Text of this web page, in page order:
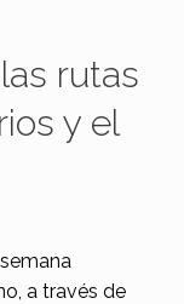
rutas
y el
a través de